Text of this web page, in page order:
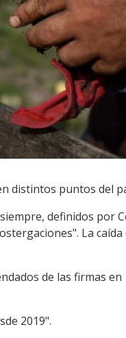
distintos puntos del
definidos por
La caída
de las firmas en
2019".